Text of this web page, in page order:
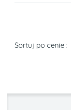
Sortuj po cenie :